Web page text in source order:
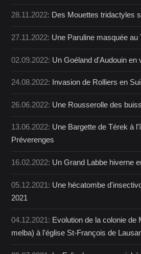
28.11.2022: Des Mouettes tridactyles
27.11.2022: Une Paruline masquée au
02.09.2022: Un Goéland d'Audouin en
24.08.2022: Invasion de Rolliers en
26.06.2022: Une Rousserolle des
13.06.2022: Une Bargette de Térek à
Préverenges
16.02.2022: Un Grand Labbe hiverne
05.12.2021: Une hécatombe
2021
04.12.2021: Evolution de la colonie de
melba) à l'église St-François de